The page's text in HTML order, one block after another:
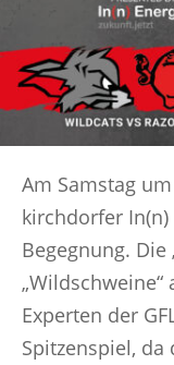
Am Samstag
kirchdorfer
Begegnung. Die
Experten der
Spitzenspiel, da